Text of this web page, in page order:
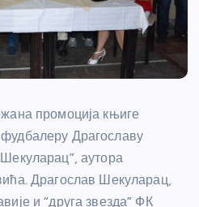
промоција књиге
Драгославу
аутора
Драгослав Шекуларац,
и “друга звезда” ФК